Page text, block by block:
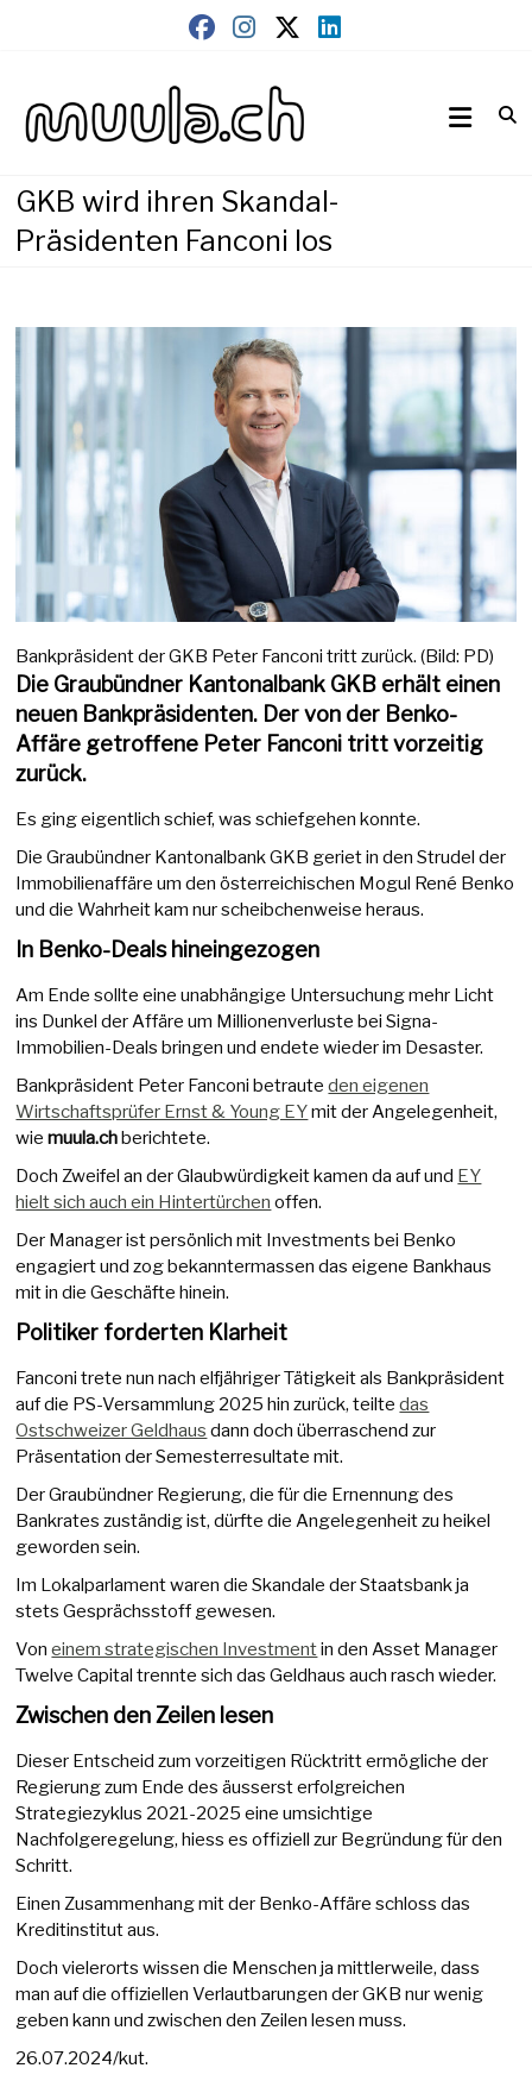
muula.ch
GKB wird ihren Skandal-
Präsidenten Fanconi los
Bankpräsident der GKB Peter Fanconi tritt zurück. (Bild: PD)
Die Graubündner Kantonalbank GKB erhält einen
neuen Bankpräsidenten. Der von der Benko-
Affäre getroffene Peter Fanconi tritt vorzeitig
zurück.
Es ging eigentlich schief, was schiefgehen konnte.
Die Graubündner Kantonalbank GKB geriet in den Strudel der
Immobilienaffäre um den österreichischen Mogul René Benko
und die Wahrheit kam nur scheibchenweise heraus.
In Benko-Deals hineingezogen
Am Ende sollte eine unabhängige Untersuchung mehr Licht
ins Dunkel der Affäre um Millionenverluste bei Signa-
Immobilien-Deals bringen und endete wieder im Desaster.
Bankpräsident Peter Fanconi betrauteden eigenen
Wirtschaftsprüfer Ernst & Young EYmit der Angelegenheit,
wiemuula.ch berichtete.
Doch Zweifel an der Glaubwürdigkeit kamen da auf und EY
hielt sich auch ein Hintertürchen offen.
Der Manager ist persönlich mit Investments bei Benko
engagiert und zog bekanntermassen das eigene Bankhaus
mit in die Geschäfte hinein.
Politiker forderten Klarheit
Fanconi trete nun nach elfjähriger Tätigkeit als Bankpräsident
auf die PS-Versammlung 2025 hin zurück, teiltedas
Ostschweizer Geldhaus dann doch überraschend zur
Präsentation der Semesterresultate mit.
Der Graubündner Regierung, die für die Ernennung des
Bankrates zuständig ist, dürfte die Angelegenheit zu heikel
geworden sein.
Im Lokalparlament waren die Skandale der Staatsbank ja
stets Gesprächsstoff gewesen.
Voneinem strategischen Investmentin den Asset Manager
Twelve Capital trennte sich das Geldhaus auch rasch wieder.
Zwischen den Zeilen lesen
Dieser Entscheid zum vorzeitigen Rücktritt ermögliche der
Regierung zum Ende des äusserst erfolgreichen
Strategiezyklus 2021-2025 eine umsichtige
Nachfolgeregelung, hiess es offiziell zur Begründung für den
Schritt.
Einen Zusammenhang mit der Benko-Affäre schloss das
Kreditinstitut aus.
Doch vielerorts wissen die Menschen ja mittlerweile, dass
man auf die offiziellen Verlautbarungen der GKB nur wenig
geben kann und zwischen den Zeilen lesen muss.
26.07.2024/kut.